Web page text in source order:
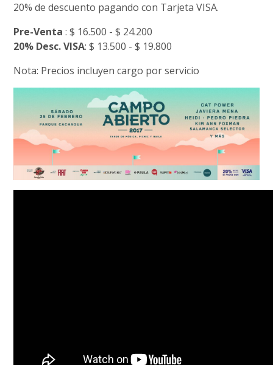
20% de descuento pagando con Tarjeta VISA.
Pre-Venta : $ 16.500 - $ 24.200
20% Desc. VISA: $ 13.500 - $ 19.800
Nota: Precios incluyen cargo por servicio